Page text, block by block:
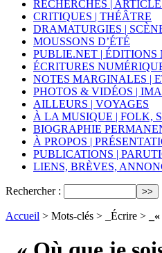
RECHERCHES |
CRITIQUES | THÉÂTRE
DRAMATURGIES |
MOUSSONS D’ÉTÉ
PUBLIE.NET | ÉDITIONS
ÉCRITURES
NOTES MARGINALES |
PHOTOS & VIDÉOS |
AILLEURS | VOYAGES
À LA MUSIQUE | FOLK,
BIOGRAPHIE
À PROPOS |
PUBLICATIONS |
LIENS, BRÈVES,
Rechercher :
Accueil > Mots-clés > _Écrire >